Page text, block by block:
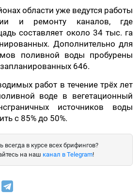
области уже ведутся работы
и ремонту каналов, где
составляет около 34 тыс. га
Дополнительно для
поливной воды пробурены
646.
работ в течение трёх лет
воде в вегетационный
источников воды
с 85% до 50%.
всегда в курсе всех брифингов?
на наш канал в Telegram!